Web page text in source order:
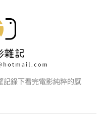
記錄下看完電影純粹的感